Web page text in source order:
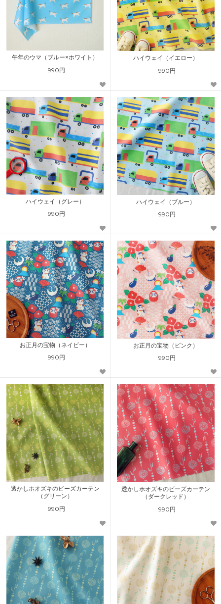
午年のウマ（ブルー×ホワイト）
990円
ハイウェイ（イエロー）
990円
ハイウェイ（グレー）
990円
ハイウェイ（ブルー）
990円
お正月の宝物（ネイビー）
990円
お正月の宝物（ピンク）
990円
透かしホオズキのビーズカーテン
（グリーン）
990円
透かしホオズキのビーズカーテン
（ダークレッド）
990円